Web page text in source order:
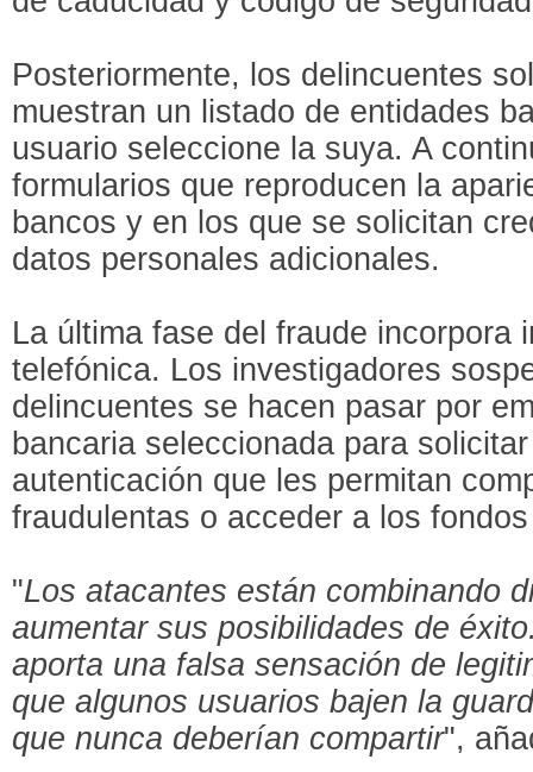
Posteriormente, los delincuentes
muestran un listado de entidades
usuario seleccione la suya. A
formularios que reproducen la
bancos y en los que se solicitan
datos personales adicionales.
La última fase del fraude incorpora
telefónica. Los investigadores
delincuentes se hacen pasar por
bancaria seleccionada para
autenticación que les permitan
fraudulentas o acceder a los
"Los atacantes están combinando
aumentar sus posibilidades de
aporta una falsa sensación de
que algunos usuarios bajen la
que nunca deberían compartir",